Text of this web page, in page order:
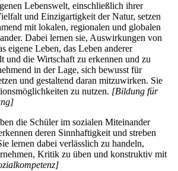
Lebenswelt, einschließlich ihrer
und Einzigartigkeit der Natur, setzen
mit lokalen, regionalen und globalen
Dabei lernen sie, Auswirkungen von
eigene Leben, das Leben anderer
und die Wirtschaft zu erkennen und zu
in der Lage, sich bewusst für
und gestaltend daran mitzuwirken. Sie
zu nutzen. [Bildung für
die Schüler im sozialen Miteinander
deren Sinnhaftigkeit und streben
lernen dabei verlässlich zu handeln,
Kritik zu üben und konstruktiv mit